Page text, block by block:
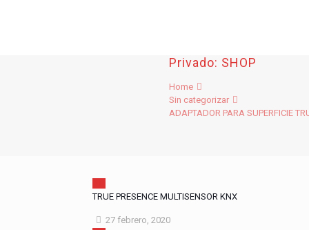
Privado: SHOP
Home
Sin categorizar
ADAPTADOR PARA SUPERFICIE
TRUE PRESENCE MULTISENSOR KNX
27 febrero, 2020